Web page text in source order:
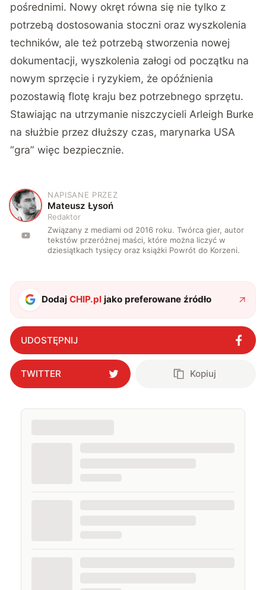
pośrednimi. Nowy okręt równa się nie tylko z
potrzebą dostosowania stoczni oraz wyszkolenia
techników, ale też potrzebą stworzenia nowej
dokumentacji, wyszkolenia załogi od początku na
nowym sprzęcie i ryzykiem, że opóźnienia
pozostawią flotę kraju bez potrzebnego sprzętu.
Stawiając na utrzymanie niszczycieli Arleigh Burke
na służbie przez dłuższy czas, marynarka USA
“gra” więc bezpiecznie.
M
NAPISANE PRZEZ
Mateusz Łysoń
Redaktor
Związany z mediami od 2016 roku. Twórca gier, autor
tekstów przeróżnej maści, które można liczyć w
dziesiątkach tysięcy oraz książki Powrót do Korzeni.
DodajCHIP.pl jako preferowane źródło
UDOSTĘPNIJ
TWITTER Kopiuj